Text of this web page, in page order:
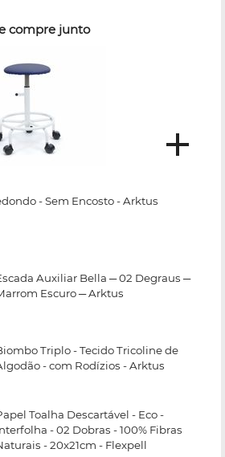
compre junto
- Sem Encosto - Arktus
Auxiliar Bella ─ 02 Degraus ─
Escuro ─ Arktus
Triplo - Tecido Tricoline de
- com Rodízios - Arktus
Toalha Descartável - Eco -
- 02 Dobras - 100% Fibras
- 20x21cm - Flexpell